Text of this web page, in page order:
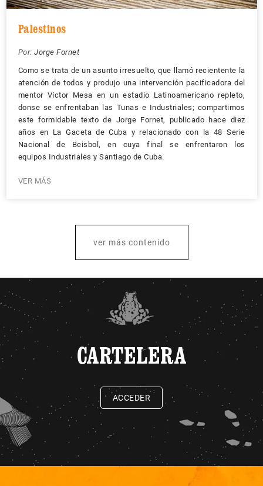
Palestinos
Por: Jorge Fornet
Como se trata de un asunto irresuelto, que llamó recientente la
atención de todos y produjo una intervención pacificadora del
mentor Víctor Mesa en un estadio Latinoamericano repleto,
donse se enfrentaban las Tunas e Industriales; compartimos
este formidable texto de Jorge Fornet, publicado hace diez
años en La Gaceta de Cuba y relacionado con la 48 Serie
Nacional de Beisbol, en cuya final se enfrentaron los
equipos Industriales y Santiago de Cuba.
VER MÁS
ver más contenido
CARTELERA
ACCEDER